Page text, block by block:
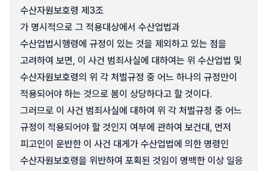
수산자원보호령 제3조
가 명시적으로 그 적용대상에서 수산업법과
수산업법시행령에 규정이 있는 것을 제외하고 있는 점을
고려하여 보면, 이 사건 범죄사실에 대하여는 위 수산업법 및
수산자원보호령의 위 각 처벌규정 중 어느 하나의 규정만이
적용되어야 하는 것으로 봄이 상당하다고 할 것이다.
그러므로 이 사건 범죄사실에 대하여 위 각 처벌규정 중 어느
규정이 적용되어야 할 것인지 여부에 관하여 보건대, 먼저
피고인이 운반한 이 사건 대게가 수산업법에 의한 명령인
수산자원보호령을 위반하여 포획된 것임이 명백한 이상 일응